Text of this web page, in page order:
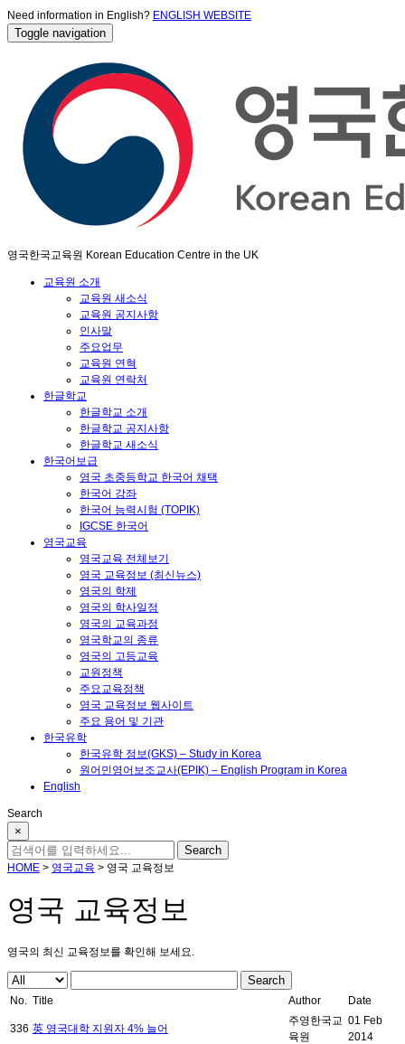
Need information in English? ENGLISH WEBSITE
Toggle navigation
영국한국교육원 Korean Education Centre in the UK
교육원 소개
교육원 새소식
교육원 공지사항
인사말
주요업무
교육원 연혁
교육원 연락처
한글학교
한글학교 소개
한글학교 공지사항
한글학교 새소식
한국어보급
영국 초중등학교 한국어 채택
한국어 강좌
한국어 능력시험 (TOPIK)
IGCSE 한국어
영국교육
영국교육 전체보기
영국 교육정보 (최신뉴스)
영국의 학제
영국의 학사일정
영국의 교육과정
영국학교의 종류
영국의 고등교육
교원정책
주요교육정책
영국 교육정보 웹사이트
주요 용어 및 기관
한국유학
한국유학 정보(GKS) – Study in Korea
원어민영어보조교사(EPIK) – English Program in Korea
English
Search
×
HOME > 영국교육 > 영국 교육정보
영국 교육정보
영국의 최신 교육정보를 확인해 보세요.
Search
No. Title Author Date
336 英 영국대학 지원자 4% 늘어
주영한국교
육원
01 Feb
2014